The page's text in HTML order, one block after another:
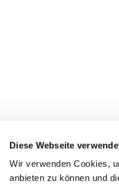
Diese Webseite
Wir verwenden Cookies,
anbieten zu können und